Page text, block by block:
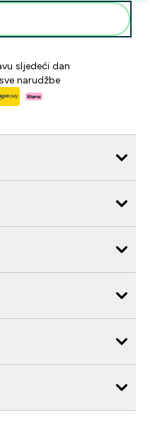
sljedeći dan
narudžbe